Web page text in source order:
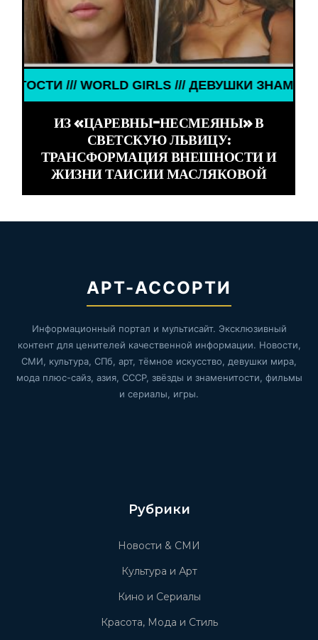
GIRLS /// ДЕВУШКИ ЗНАМЕНИТОСТИ ///
ИЗ «ЦАРЕВНЫ-НЕСМЕЯНЫ» В
СВЕТСКУЮ ЛЬВИЦУ:
ТРАНСФОРМАЦИЯ ВНЕШНОСТИ И
ЖИЗНИ ТАИСИИ МАСЛЯКОВОЙ
АРТ-АССОРТИ
Информационный портал и мультисайт. Эксклюзивный
контент для ценителей качественной информации. Новости,
СМИ, культура, СПб, арт, тёмное искусство, девушки мира,
мода плюс-сайз, азия, СССР, звёзды и знаменитости, фильмы
и сериалы, игры.
Рубрики
Новости & СМИ
Культура и Арт
Кино и Сериалы
Красота, Мода и Стиль